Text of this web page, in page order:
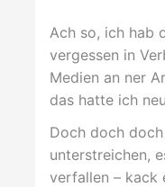
Ach so, ich hab
vergessen in
Medien an ner
das hatte ich
Doch doch
unterstreichen,
verfallen – kack